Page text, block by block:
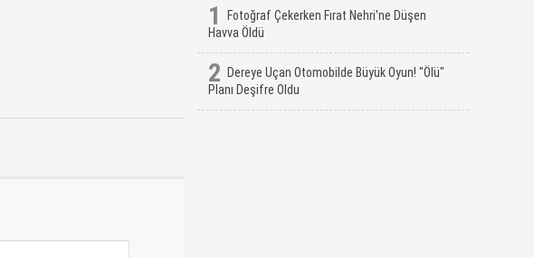
1
Fotoğraf Çekerken Fırat Nehri'ne Düşen
Havva Öldü
2
Dereye Uçan Otomobilde Büyük Oyun! "Ölü"
Planı Deşifre Oldu